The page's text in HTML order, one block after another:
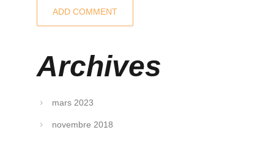
Archives
mars 2023
novembre 2018